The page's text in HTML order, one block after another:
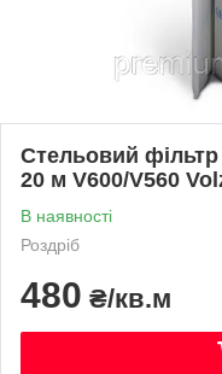
Стельовий
20 м V600/V560
В наявності
Роздріб
480 ₴/кв.м